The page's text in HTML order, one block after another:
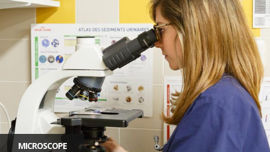
MICROSCOPE